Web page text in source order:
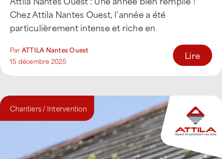
Chez Attila Nantes Ouest, l’année a été
particulièrement intense et riche en
Par ATTILA Nantes Ouest
15 décembre 2025
Lire
Chantiers / Intervention